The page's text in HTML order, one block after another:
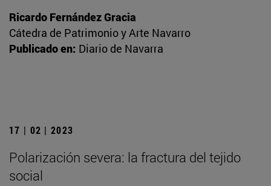
Ricardo Fernández Gracia
Cátedra de Patrimonio y Arte Navarro
Publicado en: Diario de Navarra
17 | 02 | 2023
Polarización severa: la fractura del tejido
social